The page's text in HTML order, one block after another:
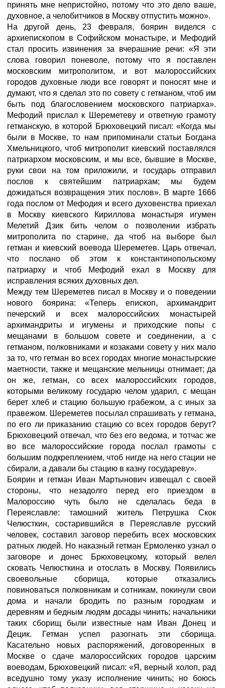
принять мне непристойно, потому что это дело ваше,
духовное, а челобитчиков в Москву отпустить можно».
На другой день, 23 февраля, боярин виделся с
архиепископом в Софийском монастыре, и Мефодий
стал просить извинения за вчерашние речи: «Я эти
слова говорил поневоле, потому что я поставлен
московским митрополитом, и вот малороссийских
городов духовные люди все говорят и поносят мне и
думают, что я сделал это по совету с гетманом, чтоб им
быть под благословением московского патриарха».
Мефодий прислал к Шереметеву и ответную грамоту
гетманскую, в которой Брюховецкий писал: «Когда мы
были в Москве, то нам припоминали статьи Богдана
Хмельницкого, чтоб митрополит киевский поставлялся
патриархом московским, и мы все, бывшие в Москве,
руки свои на том приложили, и государь отправил
послов к святейшим патриархам; мы будем
дожидаться возвращения этих послов». В марте 1666
года послом от Мефодия и всего духовенства приехал
в Москву киевского Кириллова монастыря игумен
Мелетий Дзик бить челом о позволении избрать
митрополита по старине, да чтоб на выборе был
гетман и киевский воевода Шереметев. Царь отвечал,
что послано об этом к константинопольскому
патриарху и чтоб Мефодий ехал в Москву для
исправления всяких духовных дел.
Между тем Шереметев писал в Москву и о поведении
нового боярина: «Теперь епископ, архимандрит
печерский и всех малороссийских монастырей
архимандриты и игумены и приходские попы с
мещанами в большом совете и соединении, а с
гетманом, полковниками и козаками совету у них мало
за то, что гетман во всех городах многие монастырские
маетности, также и мещанские мельницы отнимает; да
он же, гетман, со всех малороссийских городов,
которыми великому государю челом ударил, с мещан
берет хлеб и стацию большую грабежом, а с иных за
правежом. Шереметев посылал спрашивать у гетмана,
по его ли приказанию стацию со всех городов берут?
Брюховецкий отвечал, что без его ведома, и тотчас же
во все малороссийские города послал грамоты с
большим подкреплением, чтоб нигде на него стации не
сбирали, а давали бы стацию в казну государеву».
Боярин и гетман Иван Мартынович извещал с своей
стороны, что незадолго перед его приездом в
Малороссию чуть было не сделалась беда в
Переяславле: тамошний житель Петрушка Скок
Челюсткин, состарившийся в Переяславле русский
человек, составил заговор перебить всех московских
ратных людей. Но наказный гетман Ермоленко узнал о
заговоре и донес Брюховецкому, который велел
сковать Челюсткина и отослать в Москву. Появились
своевольные сборища, которые отказались
повиноваться полковникам и сотникам, покинули свои
дома и начали бродить по разным городкам и
деревням и бедным людям досады чинить; начальники
таких сборищ были известные нам Иван Донец и
Децик. Гетман успел разогнать эти сборища.
Касательно новых распоряжений, договоренных в
Москве о сдаче малороссийских городов царским
воеводам, Брюховецкий писал: «Я, верный холоп, рад
вседушно тому указу исполнение чинить; но боюсь